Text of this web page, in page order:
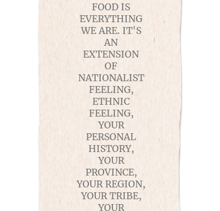
FOOD IS
EVERYTHING
WE ARE. IT'S
AN
EXTENSION
OF
NATIONALIST
FEELING,
ETHNIC
FEELING,
YOUR
PERSONAL
HISTORY,
YOUR
PROVINCE,
YOUR REGION,
YOUR TRIBE,
YOUR